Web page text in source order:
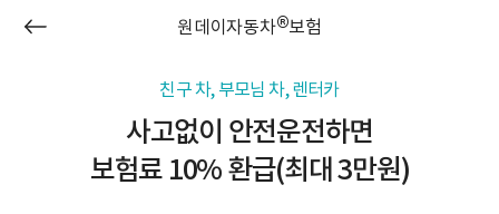
원데이자동차®보험
친구 차, 부모님 차, 렌터카
사고없이 안전운전하면
보험료 10% 환급(최대 3만원)